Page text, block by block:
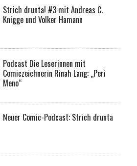
Strich drunta! #3 mit Andreas C.
Knigge und Volker Hamann
Podcast Die Leserinnen mit
Comiczeichnerin Rinah Lang: „Peri
Meno“
Neuer Comic-Podcast: Strich drunta